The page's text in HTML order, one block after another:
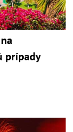
prípady